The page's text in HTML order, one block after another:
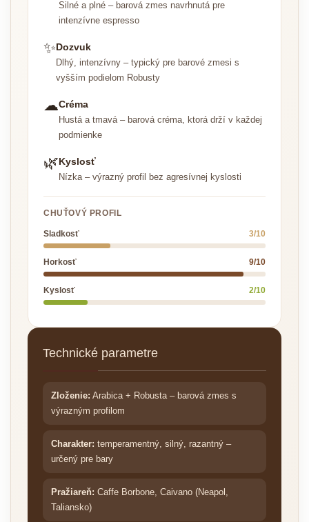
Silné a plné – barová zmes navrhnutá pre
intenzívne espresso
✨Dozvuk
Dlhý, intenzívny – typický pre barové zmesi s
vyšším podielom Robusty
☁Créma
Hustá a tmavá – barová créma, ktorá drží v každej
podmienke
🌿Kyslosť
Nízka – výrazný profil bez agresívnej kyslosti
CHUŤOVÝ PROFIL
Sladkosť 3/10
Horkosť 9/10
Kyslosť 2/10
Technické parametre
Zloženie: Arabica + Robusta – barová zmes s
výrazným profilom
Charakter: temperamentný, silný, razantný –
určený pre bary
Pražiareň: Caffe Borbone, Caivano (Neapol,
Taliansko)